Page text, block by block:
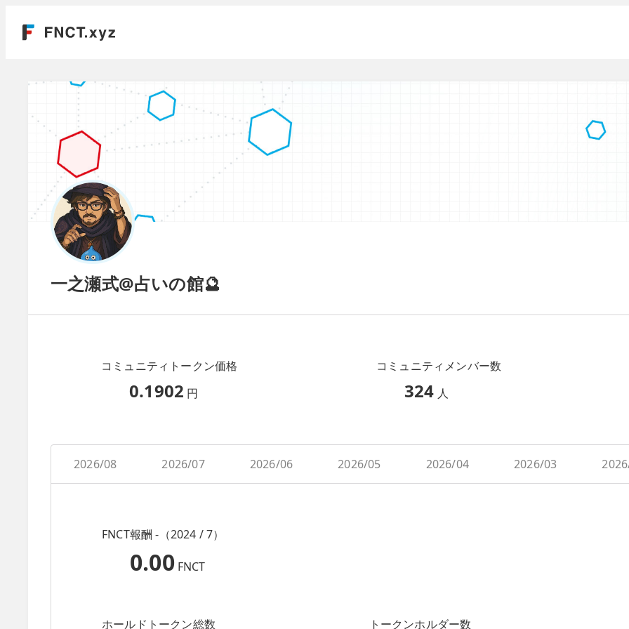
一之瀬式@占いの館🔮
コミュニティトークン価格
0.1902 円
コミュニティメンバー数
324 人
2026/08 2026/07 2026/06 2026/05 2026/04 2026/03
FNCT報酬 -（2024 / 7）
0.00 FNCT
ホールドトークン総数 トークンホルダー数